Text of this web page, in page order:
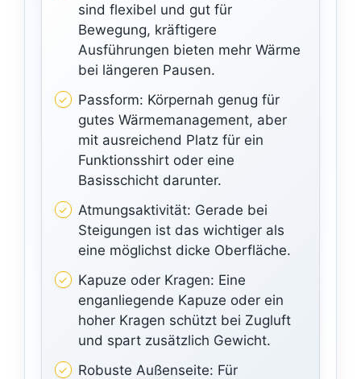
sind flexibel und gut für
Bewegung, kräftigere
Ausführungen bieten mehr Wärme
bei längeren Pausen.
Passform: Körpernah genug für
gutes Wärmemanagement, aber
mit ausreichend Platz für ein
Funktionsshirt oder eine
Basisschicht darunter.
Atmungsaktivität: Gerade bei
Steigungen ist das wichtiger als
eine möglichst dicke Oberfläche.
Kapuze oder Kragen: Eine
enganliegende Kapuze oder ein
hoher Kragen schützt bei Zugluft
und spart zusätzlich Gewicht.
Robuste Außenseite: Für